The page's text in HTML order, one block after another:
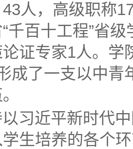
43人，高级职称
千百十工程”省
证专家1人。学
成了一支以中
习近平新时代
生培养的各个